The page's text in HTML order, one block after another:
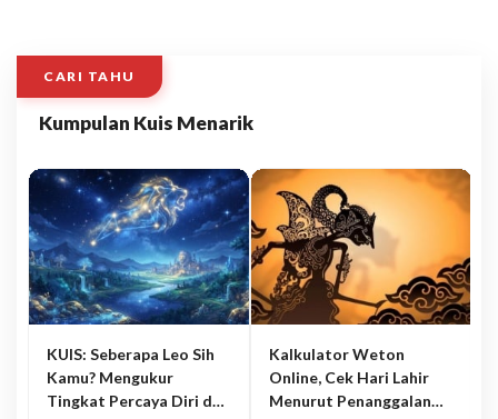
CARI TAHU
Kumpulan Kuis Menarik
KUIS: Seberapa Leo Sih
Kamu? Mengukur
Tingkat Percaya Diri dan
Kalkulator Weton
Online, Cek Hari Lahir
Menurut Penanggalan